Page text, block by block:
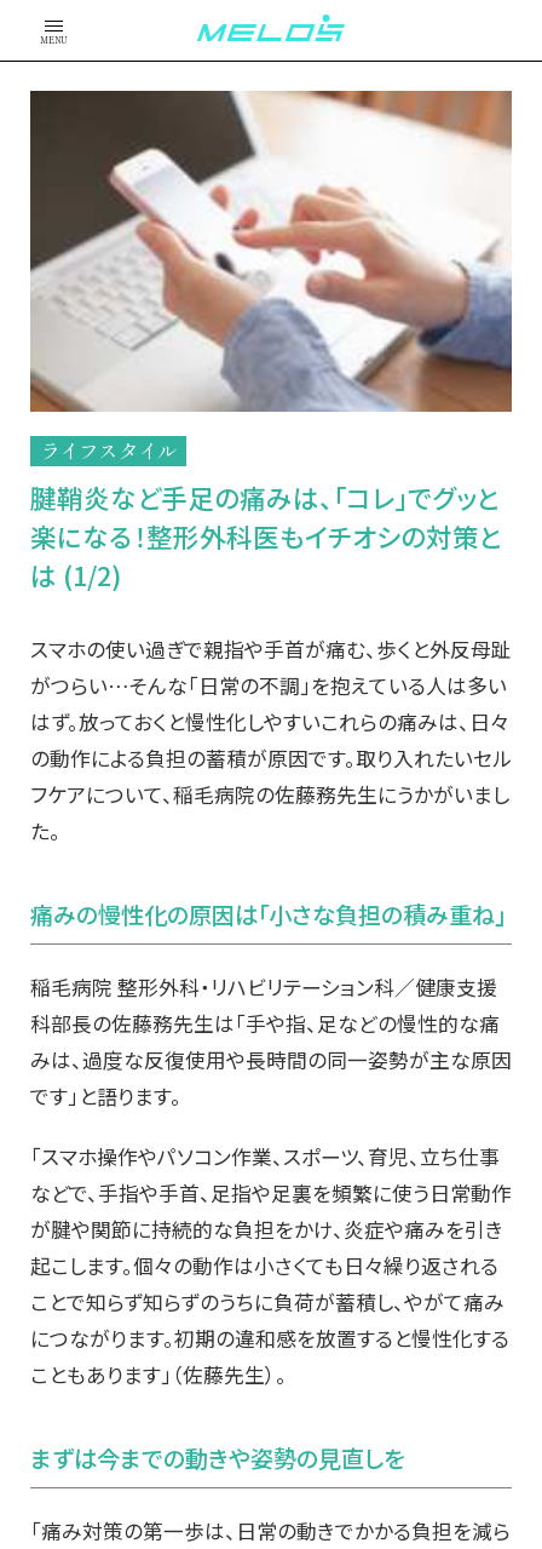
MENU
ライフスタイル
腱鞘炎など手足の痛みは、「コレ」でグッと
楽になる！整形外科医もイチオシの対策と
は (1/2)
スマホの使い過ぎで親指や手首が痛む、歩くと外反母趾
がつらい…そんな「日常の不調」を抱えている人は多い
はず。放っておくと慢性化しやすいこれらの痛みは、日々
の動作による負担の蓄積が原因です。取り入れたいセル
フケアについて、稲毛病院の佐藤務先生にうかがいまし
た。
痛みの慢性化の原因は「小さな負担の積み重ね」
稲毛病院 整形外科・リハビリテーション科／健康支援
科部長の佐藤務先生は「手や指、足などの慢性的な痛
みは、過度な反復使用や長時間の同一姿勢が主な原因
です」と語ります。
「スマホ操作やパソコン作業、スポーツ、育児、立ち仕事
などで、手指や手首、足指や足裏を頻繁に使う日常動作
が腱や関節に持続的な負担をかけ、炎症や痛みを引き
起こします。個々の動作は小さくても日々繰り返される
ことで知らず知らずのうちに負荷が蓄積し、やがて痛み
につながります。初期の違和感を放置すると慢性化する
こともあります」（佐藤先生）。
まずは今までの動きや姿勢の見直しを
「痛み対策の第一歩は、日常の動きでかかる負担を減ら